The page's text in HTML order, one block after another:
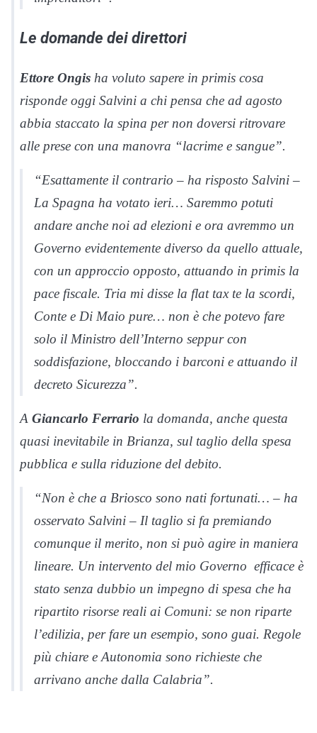
Le domande dei direttori
Ettore Ongis ha voluto sapere in primis cosa
risponde oggi Salvini a chi pensa che ad agosto
abbia staccato la spina per non doversi ritrovare
alle prese con una manovra “lacrime e sangue”.
“Esattamente il contrario – ha risposto Salvini –
La Spagna ha votato ieri… Saremmo potuti
andare anche noi ad elezioni e ora avremmo un
Governo evidentemente diverso da quello attuale,
con un approccio opposto, attuando in primis la
pace fiscale. Tria mi disse la flat tax te la scordi,
Conte e Di Maio pure… non è che potevo fare
solo il Ministro dell’Interno seppur con
soddisfazione, bloccando i barconi e attuando il
decreto Sicurezza”.
A Giancarlo Ferrario la domanda, anche questa
quasi inevitabile in Brianza, sul taglio della spesa
pubblica e sulla riduzione del debito.
“Non è che a Briosco sono nati fortunati… – ha
osservato Salvini – Il taglio si fa premiando
comunque il merito, non si può agire in maniera
lineare. Un intervento del mio Governo efficace è
stato senza dubbio un impegno di spesa che ha
ripartito risorse reali ai Comuni: se non riparte
l’edilizia, per fare un esempio, sono guai. Regole
più chiare e Autonomia sono richieste che
arrivano anche dalla Calabria”.